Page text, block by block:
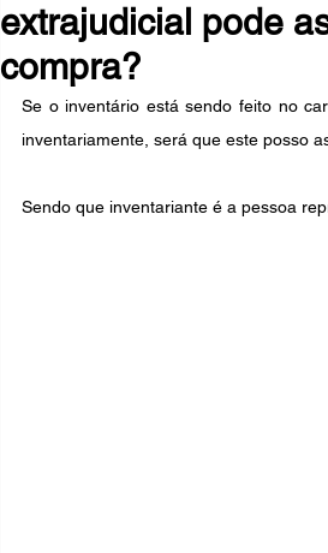
extrajudicial pode
compra?
Se o inventário está sendo feito no
inventariamente, será que este posso
Sendo que inventariante é a pessoa